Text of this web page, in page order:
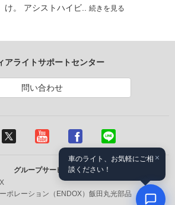
け。 アシストハイビ.. 続きを見る
アライトサポートセンター
問い合わせ
グループサービス
ポレーション（ENDOX） 飯田丸光部品
×
車のライト、お気軽にご相
談ください！